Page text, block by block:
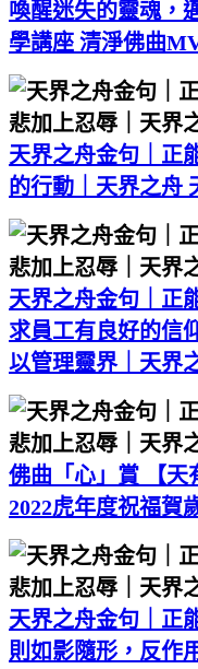
喚醒迷失的靈魂，
學講座 清淨佛曲
天界之舟金句｜正
的行動｜天界之舟
天界之舟金句｜正
求員工有良好的信
以管理靈界｜天界
佛曲「心」賞 【天
2022虎年度祝福賀
天界之舟金句｜正
則如影隨形，反作